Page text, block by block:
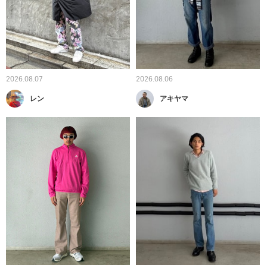
2026.08.07
レン
2026.08.06
アキヤマ